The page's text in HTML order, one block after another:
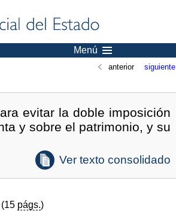
Menú
anterior siguiente
evitar la doble imposición
y sobre el patrimonio, y su
Ver texto consolidado
págs.)